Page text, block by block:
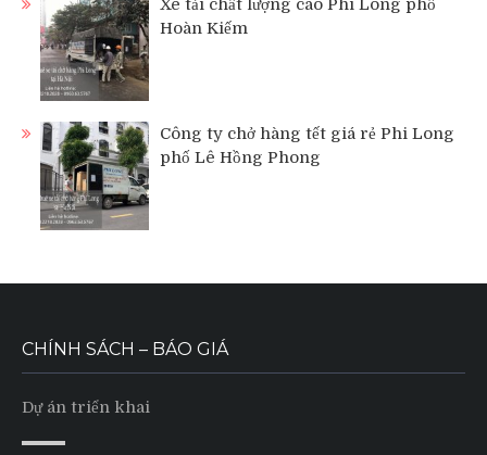
Xe tải chất lượng cao Phi Long phố
Hoàn Kiếm
Công ty chở hàng tết giá rẻ Phi Long
phố Lê Hồng Phong
CHÍNH SÁCH – BÁO GIÁ
Dự án triển khai